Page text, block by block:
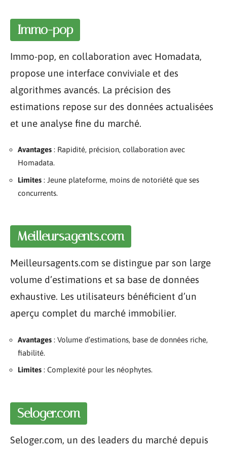
Immo-pop
Immo-pop, en collaboration avec Homadata,
propose une interface conviviale et des
algorithmes avancés. La précision des
estimations repose sur des données actualisées
et une analyse fine du marché.
Avantages : Rapidité, précision, collaboration avec
Homadata.
Limites : Jeune plateforme, moins de notoriété que ses
concurrents.
Meilleursagents.com
Meilleursagents.com se distingue par son large
volume d’estimations et sa base de données
exhaustive. Les utilisateurs bénéficient d’un
aperçu complet du marché immobilier.
Avantages : Volume d’estimations, base de données riche,
fiabilité.
Limites : Complexité pour les néophytes.
Seloger.com
Seloger.com, un des leaders du marché depuis